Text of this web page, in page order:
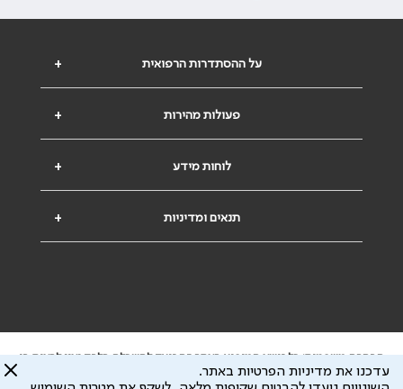
+ על ההסתדרות הרפואית
+ פעולות מהירות
+ לוחות מידע
+ תנאים ומדיניות
הבהרה משפטית: כל נושא המופיע באתר זה נועד להשכלה בלבד ואין לראות בו
ייעוץ רפואי או משפטי. אין הר"י אחראית לתוכן המתפרסם באתר זה ולכל נזק
עדכנו את מדיניות הפרטיות באתר.